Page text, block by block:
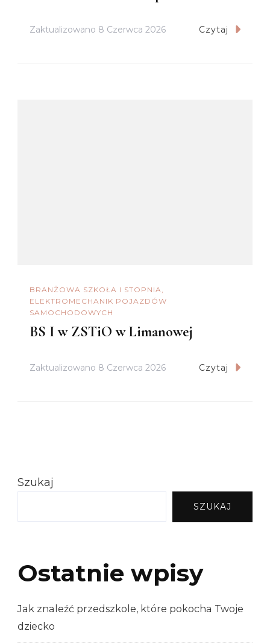
Zaktualizowano 8 Czerwca 2026 Czytaj
BRANŻOWA SZKOŁA I STOPNIA
ELEKTROMECHANIK POJAZDÓW
SAMOCHODOWYCH
BS I w ZSTiO w Limanowej
Zaktualizowano 8 Czerwca 2026 Czytaj
Szukaj
SZUKAJ
Ostatnie wpisy
Jak znaleźć przedszkole, które pokocha Twoje
dziecko